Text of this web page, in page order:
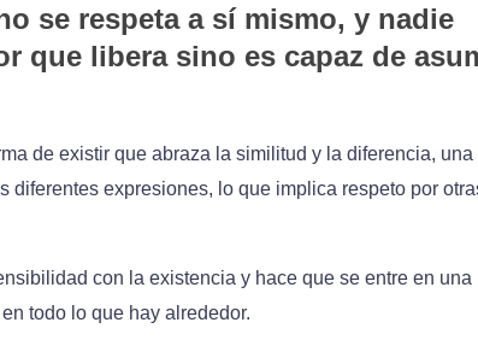
se respeta a sí mismo, y nadie
que libera sino es capaz de
de existir que abraza la similitud y la diferencia, una
diferentes expresiones, lo que implica respeto por
con la existencia y hace que se entre en una
todo lo que hay alrededor.